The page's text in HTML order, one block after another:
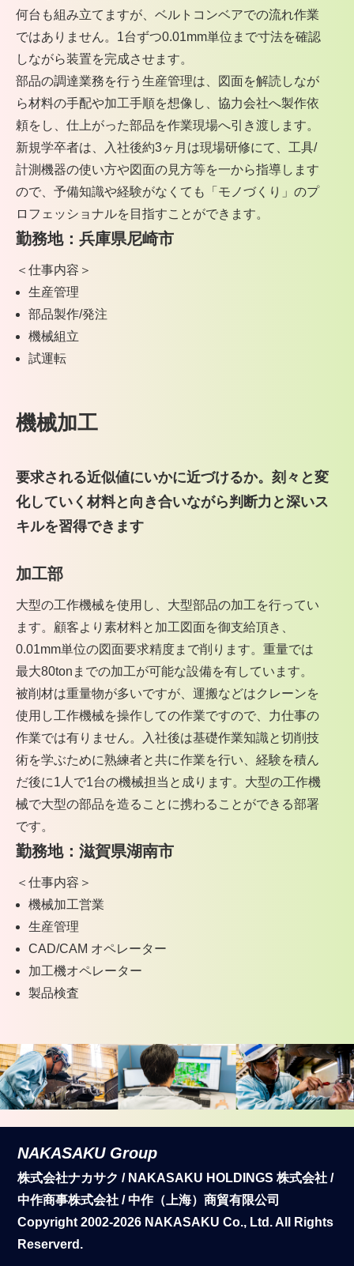
何台も組み立てますが、ベルトコンベアでの流れ作業
ではありません。1台ずつ0.01mm単位まで寸法を確認
しながら装置を完成させます。
部品の調達業務を行う生産管理は、図面を解読しなが
ら材料の手配や加工手順を想像し、協力会社へ製作依
頼をし、仕上がった部品を作業現場へ引き渡します。
新規学卒者は、入社後約3ヶ月は現場研修にて、工具/
計測機器の使い方や図面の見方等を一から指導します
ので、予備知識や経験がなくても「モノづくり」のプ
ロフェッショナルを目指すことができます。
勤務地：兵庫県尼崎市
＜仕事内容＞
生産管理
部品製作/発注
機械組立
試運転
機械加工
要求される近似値にいかに近づけるか。刻々と変
化していく材料と向き合いながら判断力と深いス
キルを習得できます
加工部
大型の工作機械を使用し、大型部品の加工を行ってい
ます。顧客より素材料と加工図面を御支給頂き、
0.01mm単位の図面要求精度まで削ります。重量では
最大80tonまでの加工が可能な設備を有しています。
被削材は重量物が多いですが、運搬などはクレーンを
使用し工作機械を操作しての作業ですので、力仕事の
作業では有りません。入社後は基礎作業知識と切削技
術を学ぶために熟練者と共に作業を行い、経験を積ん
だ後に1人で1台の機械担当と成ります。大型の工作機
械で大型の部品を造ることに携わることができる部署
です。
勤務地：滋賀県湖南市
＜仕事内容＞
機械加工営業
生産管理
CAD/CAM オペレーター
加工機オペレーター
製品検査
Copyright 2002-2026 NAKASAKU Co., Ltd. All Rights
Reserverd.
NAKASAKU Group
株式会社ナカサク / NAKASAKU HOLDINGS 株式会社 /
中作商事株式会社 / 中作（上海）商貿有限公司